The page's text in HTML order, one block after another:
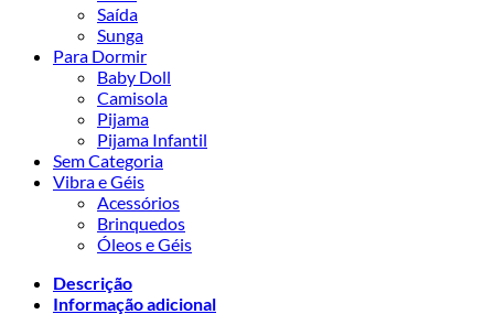
Saída
Sunga
Para Dormir
Baby Doll
Camisola
Pijama
Pijama Infantil
Sem Categoria
Vibra e Géis
Acessórios
Brinquedos
Óleos e Géis
Descrição
Informação adicional